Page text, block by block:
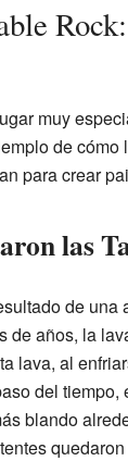
muy
de cómo
para crear
las
de una
de años, la
lava, al
del tiempo,
blando